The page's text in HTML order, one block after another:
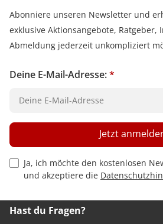
Abonniere unseren Newsletter und
exklusive Aktionsangebote, Ratgeber,
Abmeldung jederzeit unkompliziert
Deine E-Mail-Adresse:*
Privacy Policy Checkbox
Ja, ich möchte den kostenlosen
und akzeptiere die
Jetzt
Hast du Fragen?